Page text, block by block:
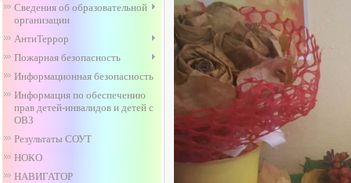
Сведения об образовательной
организации
АнтиТеррор
Пожарная безопасность
Информационная безопасность
Информация по обеспечению
прав детей-инвалидов и детей с
ОВЗ
Результаты СОУТ
НОКО
НАВИГАТОР